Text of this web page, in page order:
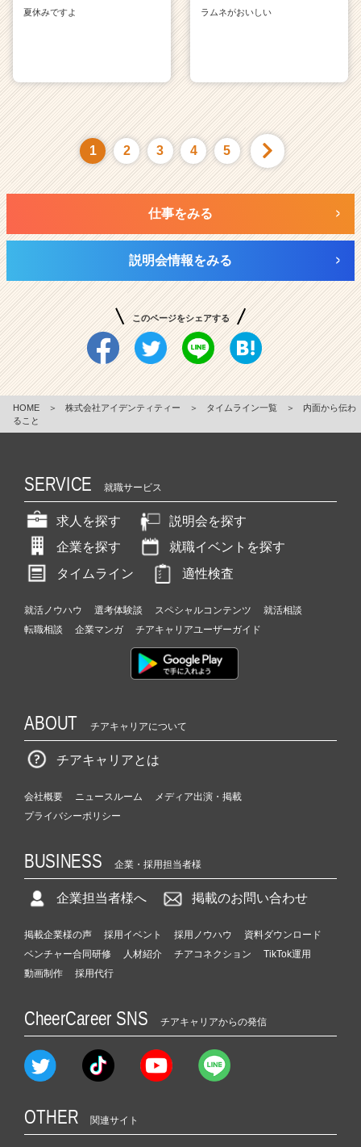
夏休みですよ
ラムネがおいしい
1 2 3 4 5
仕事をみる
説明会情報をみる
このページをシェアする
HOME ＞ 株式会社アイデンティティー ＞ タイムライン一覧 ＞
内面から伝わ
ること
SERVICE 就職サービス
求人を探す
説明会を探す
企業を探す
就職イベントを探す
タイムライン
適性検査
就活ノウハウ 選考体験談 スペシャルコンテンツ
就活相談
転職相談
企業マンガ チアキャリアユーザーガイド
ABOUT チアキャリアについて
チアキャリアとは
会社概要 ニュースルーム
メディア出演・掲載
プライバシーポリシー
BUSINESS 企業・採用担当者様
企業担当者様へ 掲載のお問い合わせ
掲載企業様の声 採用イベント 採用ノウハウ
資料ダウンロード
ベンチャー合同研修
人材紹介 チアコネクション
TikTok運用
動画制作
採用代行
CheerCareer SNS チアキャリアからの発信
OTHER 関連サイト